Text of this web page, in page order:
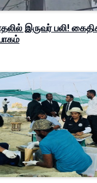
இருவர் பலி!